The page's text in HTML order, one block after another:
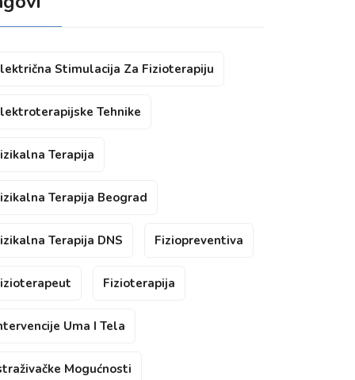
Stimulacija Za Fizioterapiju
Tehnike
Terapija
Terapija Beograd
Terapija DNS Fiziopreventiva
Fizioterapija
Uma I Tela
Mogućnosti